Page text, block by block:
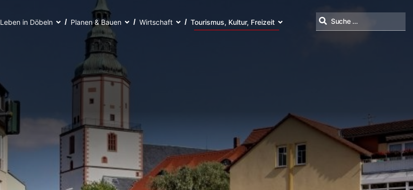
Leben in Döbeln Planen & Bauen Wirtschaft Tourismus, Kultur, Freizeit